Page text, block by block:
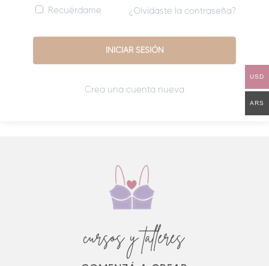
Recuérdame ¿Olvidaste la contraseña?
Crea una cuenta nueva
cursos y talleres
USD
ARS